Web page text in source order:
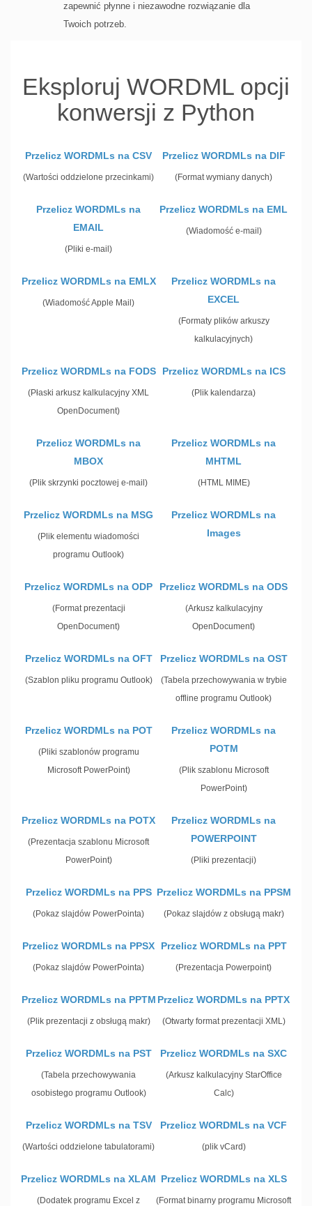
zapewnić płynne i niezawodne rozwiązanie dla
Twoich potrzeb.
Eksploruj WORDML opcji
konwersji z Python
Przelicz WORDMLs na CSV
(Wartości oddzielone przecinkami)
Przelicz WORDMLs na DIF
(Format wymiany danych)
Przelicz WORDMLs na
EMAIL
(Pliki e-mail)
Przelicz WORDMLs na EML
(Wiadomość e-mail)
Przelicz WORDMLs na EMLX
(Wiadomość Apple Mail)
Przelicz WORDMLs na
EXCEL
(Formaty plików arkuszy
kalkulacyjnych)
Przelicz WORDMLs na FODS
(Płaski arkusz kalkulacyjny XML
OpenDocument)
Przelicz WORDMLs na ICS
(Plik kalendarza)
Przelicz WORDMLs na
MBOX
(Plik skrzynki pocztowej e-mail)
Przelicz WORDMLs na
MHTML
(HTML MIME)
Przelicz WORDMLs na MSG
(Plik elementu wiadomości
programu Outlook)
Przelicz WORDMLs na
Images
Przelicz WORDMLs na ODP
(Format prezentacji
OpenDocument)
Przelicz WORDMLs na ODS
(Arkusz kalkulacyjny
OpenDocument)
Przelicz WORDMLs na OFT
(Szablon pliku programu Outlook)
Przelicz WORDMLs na OST
(Tabela przechowywania w trybie
offline programu Outlook)
Przelicz WORDMLs na POT
(Pliki szablonów programu
Microsoft PowerPoint)
Przelicz WORDMLs na
POTM
(Plik szablonu Microsoft
PowerPoint)
Przelicz WORDMLs na POTX
(Prezentacja szablonu Microsoft
PowerPoint)
Przelicz WORDMLs na
POWERPOINT
(Pliki prezentacji)
Przelicz WORDMLs na PPS
(Pokaz slajdów PowerPointa)
Przelicz WORDMLs na PPSM
(Pokaz slajdów z obsługą makr)
Przelicz WORDMLs na PPSX
(Pokaz slajdów PowerPointa)
Przelicz WORDMLs na PPT
(Prezentacja Powerpoint)
Przelicz WORDMLs na PPTM
(Plik prezentacji z obsługą makr)
Przelicz WORDMLs na PPTX
(Otwarty format prezentacji XML)
Przelicz WORDMLs na PST
(Tabela przechowywania
osobistego programu Outlook)
Przelicz WORDMLs na SXC
(Arkusz kalkulacyjny StarOffice
Calc)
Przelicz WORDMLs na TSV
(Wartości oddzielone tabulatorami)
Przelicz WORDMLs na VCF
(plik vCard)
Przelicz WORDMLs na XLAM
(Dodatek programu Excel z
Przelicz WORDMLs na XLS
(Format binarny programu Microsoft